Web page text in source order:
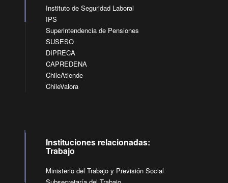
Instituto de Seguridad Laboral
IPS
Superintendencia de Pensiones
SUSESO
DIPRECA
CAPREDENA
ChileAtiende
ChileValora
Instituciones relacionadas:
Trabajo
Ministerio del Trabajo y Previsión Social